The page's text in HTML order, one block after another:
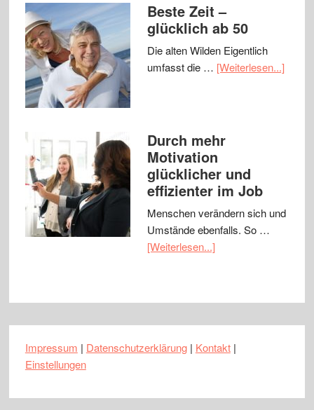
Beste Zeit –
glücklich ab 50
Die alten Wilden Eigentlich
umfasst die … [Weiterlesen...]
Durch mehr
Motivation
glücklicher und
effizienter im Job
Menschen verändern sich und
Umstände ebenfalls. So …
[Weiterlesen...]
Impressum | Datenschutzerklärung| Kontakt|
Einstellungen